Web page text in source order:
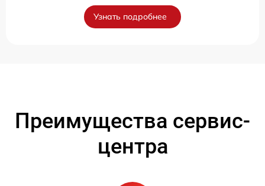
Узнать подробнее
Преимущества сервис-
центра